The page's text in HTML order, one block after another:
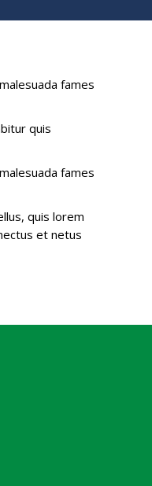
fames
quis
fames
quis lorem
et netus